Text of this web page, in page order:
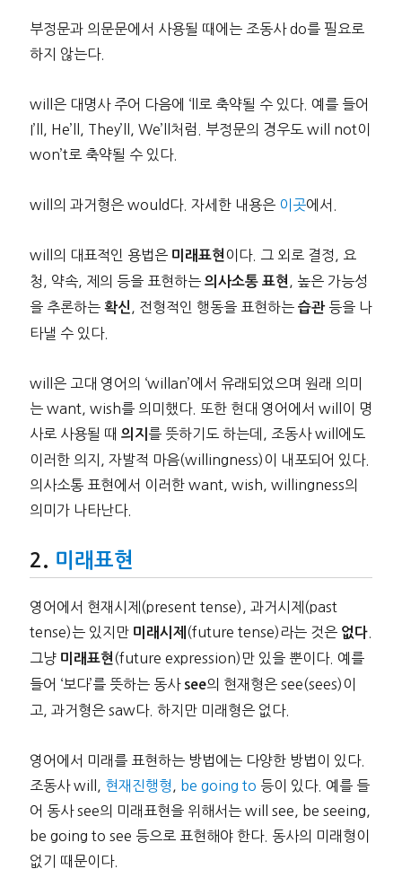
부정문과 의문문에서 사용될 때에는 조동사 do를 필요로
하지 않는다.
will은 대명사 주어 다음에 ‘ll로 축약될 수 있다. 예를 들어
I’ll, He’ll, They’ll, We’ll처럼. 부정문의 경우도 will not이
won’t로 축약될 수 있다.
will의 과거형은 would다. 자세한 내용은 이곳에서.
will의 대표적인 용법은 미래표현 이다. 그 외로 결정, 요
청, 약속, 제의 등을 표현하는 의사소통 표현
, 높은 가능성
을 추론하는 확신 , 전형적인 행동을 표현하는 습관등을 나
타낼 수 있다.
will은 고대 영어의 ‘willan’에서 유래되었으며 원래 의미
는 want, wish를 의미했다. 또한 현대 영어에서 will이 명
사로 사용될 때 의지 를 뜻하기도 하는데, 조동사 will에도
이러한 의지, 자발적 마음(willingness)이 내포되어 있다.
의사소통 표현에서 이러한 want, wish, willingness의
의미가 나타난다.
미래표현
영어에서 현재시제(present tense), 과거시제(past
tense)는 있지만 미래시제 (future tense)라는 것은 없다.
그냥 미래표현 (future expression)만 있을 뿐이다. 예를
들어 ‘보다’를 뜻하는 동사 see의 현재형은 see(sees)이
고, 과거형은 saw다. 하지만 미래형은 없다.
영어에서 미래를 표현하는 방법에는 다양한 방법이 있다.
조동사 will, 현재진행형 be going to 등이 있다. 예를 들
어 동사 see의 미래표현을 위해서는 will see, be seeing,
be going to see 등으로 표현해야 한다. 동사의 미래형이
없기 때문이다.